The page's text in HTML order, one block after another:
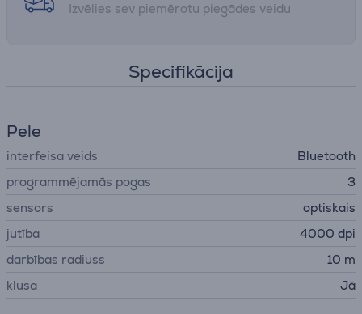
Izvēlies sev piemērotu piegādes veidu
Specifikācija
Pele
interfeisa veids
Bluetooth
programmējamās pogas
3
sensors
optiskais
jutība
4000 dpi
darbības radiuss
10 m
klusa
Jā